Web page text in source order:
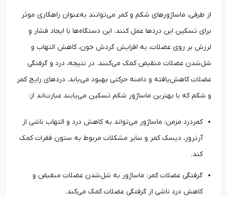
از طرفی، ماساژورهای شکم و کمر می‌توانند به‌عنوان راهکاری موثر
برای تسکین این دردها عمل کنند. این دستگاه‌ها با ایجاد فشار و
لرزش بر روی عضلات، به افزایش گردش خون، کاهش التهاب و
شل‌شدن عضلات منقبض کمک می‌کنند. در نتیجه، درد و گرفتگی
عضلات کاهش‌یافته و دامنه حرکتی بهبود می‌یابد. دردهای رایج کمر
و شکم که با بهترین ماساژور شکم تسکین می‌یابند عبارت‌اند از:
کمردرد مزمن: ماساژور می‌تواند به کاهش درد و التهاب ناشی از
آرتروز، دیسک کمر و سایر مشکلات مربوط به ستون فقرات کمک
گرفتگی عضلات کمر: ماساژور به شل‌شدن عضلات منقبض و
کاهش درد ناشی از گرفتگی عضلات کمک می‌کند.